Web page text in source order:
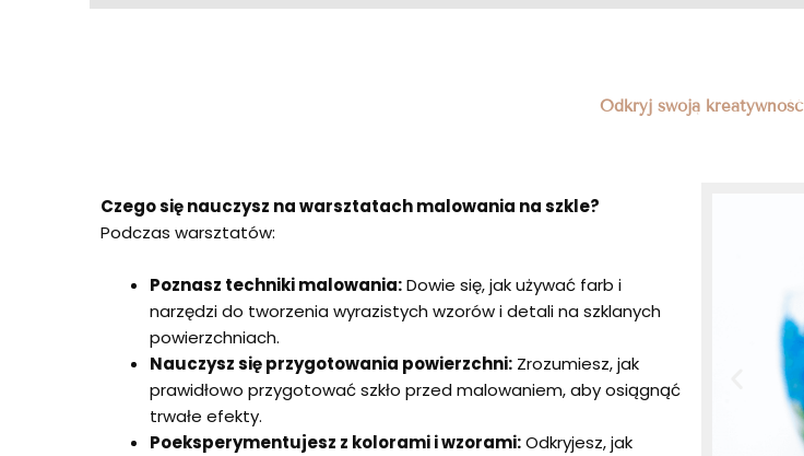
Odkryj swoją kreatywność
Czego się nauczysz na warsztatach malowania na szkle?
Podczas warsztatów:
Poznasz techniki malowania:Dowie się, jak używać farb i
narzędzi do tworzenia wyrazistych wzorów i detali na szklanych
powierzchniach.
Nauczysz się przygotowania powierzchni: Zrozumiesz, jak
prawidłowo przygotować szkło przed malowaniem, aby osiągnąć
trwałe efekty.
Poeksperymentujesz z kolorami i wzorami:Odkryjesz, jak